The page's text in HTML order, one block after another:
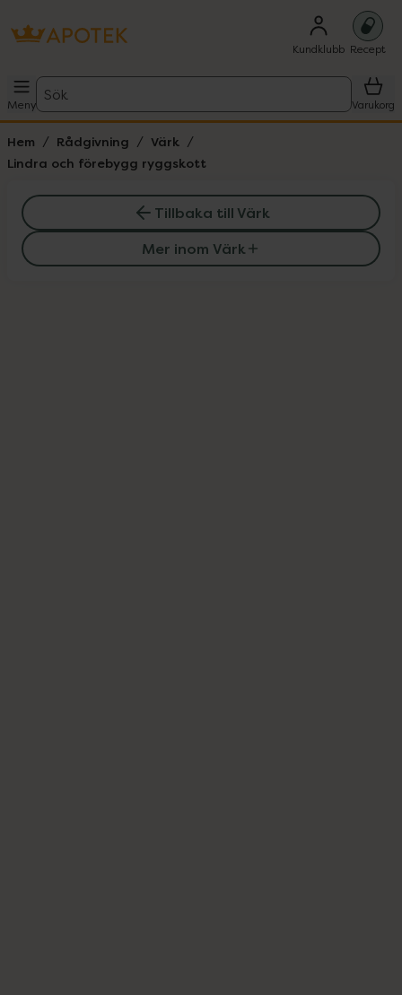
Kundklubb Recept
Meny
Sök
Varukorg
Hem Rådgivning
Värk
Lindra och förebygg ryggskott
Tillbaka till Värk
Mer inom Värk